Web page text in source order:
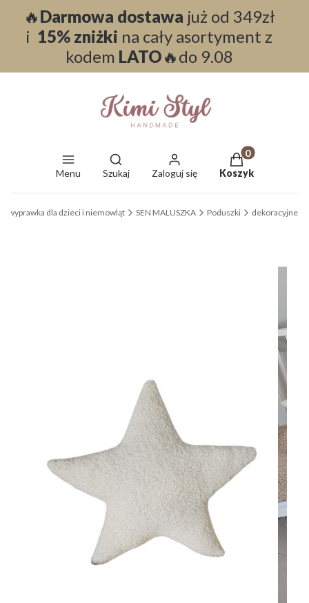
🔥Darmowa dostawa już od 349zł
i 15% zniżki na cały asortyment z
kodem LATO🔥do 9.08
Menu
Otwórz wyszukiwarkę
Szukaj Zaloguj się
Produkty w
Koszyk
- wyprawka dla dzieci i niemowląt SEN MALUSZKA Poduszki dekoracyjne